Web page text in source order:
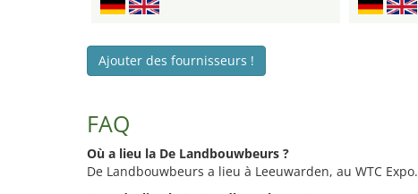
Ajouter des fournisseurs !
FAQ
Où a lieu la De Landbouwbeurs ?
De Landbouwbeurs a lieu à Leeuwarden, au WTC Expo.